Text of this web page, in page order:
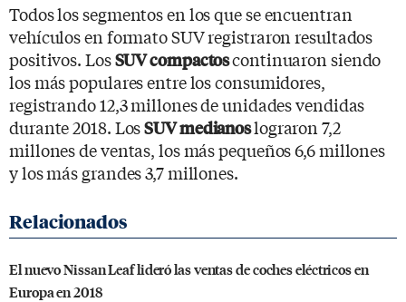
Todos los segmentos en los que se encuentran
vehículos en formato SUV registraron resultados
positivos. LosSUV compactoscontinuaron siendo
los más populares entre los consumidores,
registrando 12,3 millones de unidades vendidas
durante 2018. LosSUV medianoslograron 7,2
millones de ventas, los más pequeños 6,6 millones
y los más grandes 3,7 millones.
El nuevo Nissan Leaf lideró las ventas de coches eléctricos en
Europa en 2018